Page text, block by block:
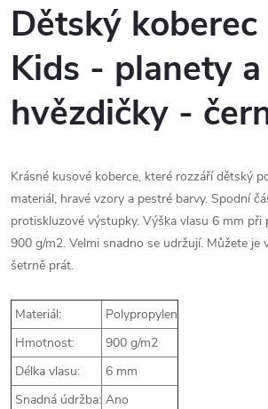
Dětský koberec
Kids - planety a
hvězdičky -
Krásné kusové koberce, které rozzáří dětský
materiál, hravé vzory a pestré barvy. Spodní
protiskluzové výstupky. Výška vlasu 6 mm
900 g/m2. Velmi snadno se udržují. Můžete je
šetrně prát.
Materiál:
Polypropylen
Hmotnost:
900 g/m2
Délka vlasu:
6 mm
Snadná údržba: Ano